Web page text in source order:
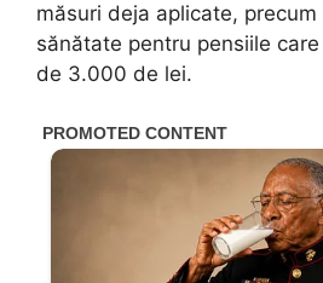
măsuri deja aplicate,
sănătate pentru pensiile
de 3.000 de lei.